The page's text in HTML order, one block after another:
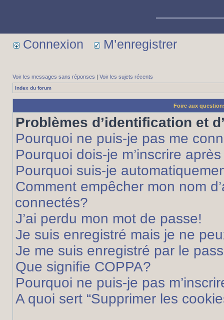
Connexion M’enregistrer
Voir les messages sans réponses | Voir les sujets récents
Index du forum
Foire aux
Problèmes d’identification et
Pourquoi ne puis-je pas me
Pourquoi dois-je m’inscrire
Pourquoi suis-je
Comment empêcher mon nom
connectés?
J’ai perdu mon mot de passe!
Je suis enregistré mais je ne
Je me suis enregistré par le
Que signifie COPPA?
Pourquoi ne puis-je pas
A quoi sert “Supprimer les